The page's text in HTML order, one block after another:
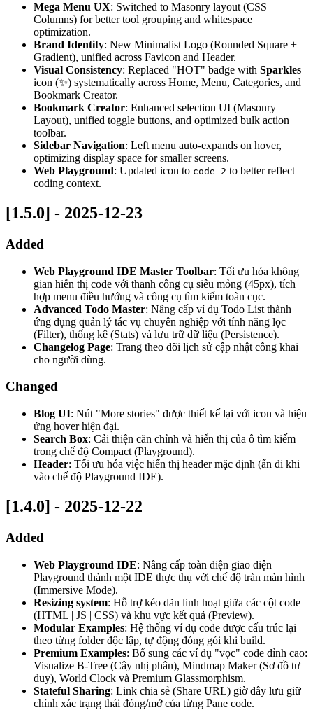
Mega Menu UX: Switched to Masonry layout (CSS
Columns) for better tool grouping and whitespace
optimization.
Brand Identity: New Minimalist Logo (Rounded Square +
Gradient), unified across Favicon and Header.
Visual Consistency: Replaced "HOT" badge with Sparkles
icon (✨) systematically across Home, Menu, Categories, and
Bookmark Creator.
Bookmark Creator: Enhanced selection UI (Masonry
Layout), unified toggle buttons, and optimized bulk action
toolbar.
Sidebar Navigation: Left menu auto-expands on hover,
optimizing display space for smaller screens.
Web Playground: Updated icon to code-2 to better reflect
coding context.
[1.5.0] - 2025-12-23
Added
Web Playground IDE Master Toolbar: Tối ưu hóa không
gian hiển thị code với thanh công cụ siêu mỏng (45px), tích
hợp menu điều hướng và công cụ tìm kiếm toàn cục.
Advanced Todo Master: Nâng cấp ví dụ Todo List thành
ứng dụng quản lý tác vụ chuyên nghiệp với tính năng lọc
(Filter), thống kê (Stats) và lưu trữ dữ liệu (Persistence).
Changelog Page: Trang theo dõi lịch sử cập nhật công khai
cho người dùng.
Changed
Blog UI: Nút "More stories" được thiết kế lại với icon và hiệu
ứng hover hiện đại.
Search Box: Cải thiện căn chỉnh và hiển thị của ô tìm kiếm
trong chế độ Compact (Playground).
Header: Tối ưu hóa việc hiển thị header mặc định (ẩn đi khi
vào chế độ Playground IDE).
[1.4.0] - 2025-12-22
Added
Web Playground IDE: Nâng cấp toàn diện giao diện
Playground thành một IDE thực thụ với chế độ tràn màn hình
(Immersive Mode).
Resizing system: Hỗ trợ kéo dãn linh hoạt giữa các cột code
(HTML | JS | CSS) và khu vực kết quả (Preview).
Modular Examples: Hệ thống ví dụ code được cấu trúc lại
theo từng folder độc lập, tự động đóng gói khi build.
Premium Examples: Bổ sung các ví dụ "vọc" code đỉnh cao:
Visualize B-Tree (Cây nhị phân), Mindmap Maker (Sơ đồ tư
duy), World Clock và Premium Glassmorphism.
Stateful Sharing: Link chia sẻ (Share URL) giờ đây lưu giữ
chính xác trạng thái đóng/mở của từng Pane code.